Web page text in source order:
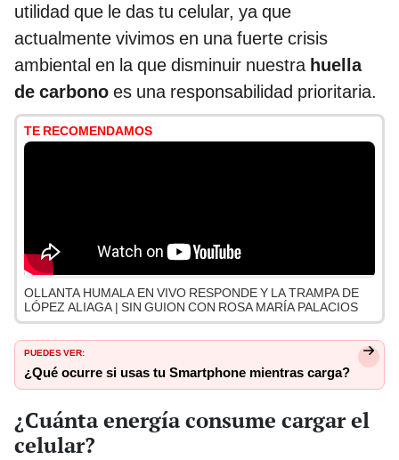
utilidad que le das tu celular, ya que
actualmente vivimos en una fuerte crisis
ambiental en la que disminuir nuestra huella
de carbono es una responsabilidad prioritaria.
TE RECOMENDAMOS
OLLANTA HUMALA EN VIVO RESPONDE Y LA TRAMPA DE
LÓPEZ ALIAGA | SIN GUION CON ROSA MARÍA PALACIOS
PUEDES VER:
¿Qué ocurre si usas tu Smartphone mientras carga?
¿Cuánta energía consume cargar el
celular?